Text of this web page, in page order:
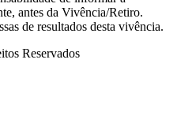
antes da Vivência/Retiro.
de resultados desta vivência.
Reservados